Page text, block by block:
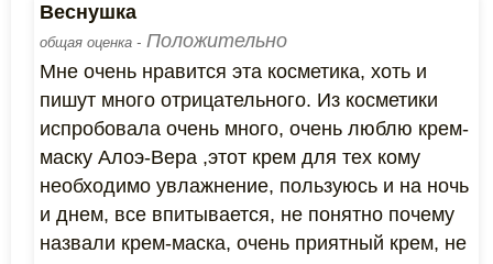
Веснушка
общая оценка - Положительно
Мне очень нравится эта косметика, хоть и
пишут много отрицательного. Из косметики
испробовала очень много, очень люблю крем-
маску Алоэ-Вера ,этот крем для тех кому
необходимо увлажнение, пользуюсь и на ночь
и днем, все впитывается, не понятно почему
назвали крем-маска, очень приятный крем, не